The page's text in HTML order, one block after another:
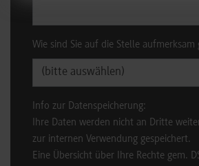
Wie sind Sie auf die Stelle aufmerksam
Info zur Datenspeicherung:
Ihre Daten werden nicht an Dritte
zur internen Verwendung gespeichert.
Eine Übersicht über Ihre Rechte gem.